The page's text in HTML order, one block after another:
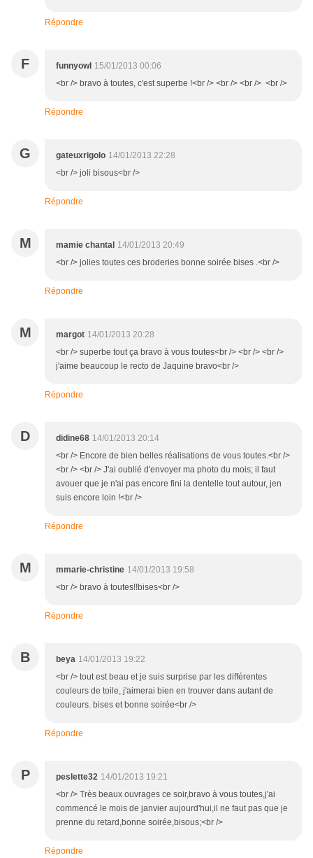
Répondre
F funnyowl 15/01/2013 00:06
<br /> bravo à toutes, c'est superbe !<br /> <br /> <br /> <br />
Répondre
G gateuxrigolo 14/01/2013 22:28
<br /> joli bisous<br />
Répondre
M mamie chantal 14/01/2013 20:49
<br /> jolies toutes ces broderies bonne soirée bises .<br />
Répondre
M margot 14/01/2013 20:28
<br /> superbe tout ça bravo à vous toutes<br /> <br /> <br />
j'aime beaucoup le recto de Jaquine bravo<br />
Répondre
D didine68 14/01/2013 20:14
<br /> Encore de bien belles réalisations de vous toutes.<br />
<br /> <br /> J'ai oublié d'envoyer ma photo du mois; il faut
avouer que je n'ai pas encore fini la dentelle tout autour, jen
suis encore loin !<br />
Répondre
M mmarie-christine 14/01/2013 19:58
<br /> bravo à toutes!!bises<br />
Répondre
B beya 14/01/2013 19:22
<br /> tout est beau et je suis surprise par les différentes
couleurs de toile, j'aimerai bien en trouver dans autant de
couleurs. bises et bonne soirée<br />
Répondre
P peslette32 14/01/2013 19:21
<br /> Très beaux ouvrages ce soir,bravo à vous toutes,j'ai
commencé le mois de janvier aujourd'hui,il ne faut pas que je
prenne du retard,bonne soirée,bisous;<br />
Répondre